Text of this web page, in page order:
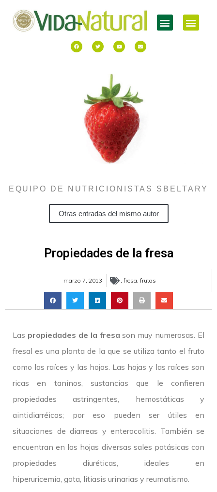
EQUIPO DE NUTRICIONISTAS SBELTARY
Otras entradas del mismo autor
Propiedades de la fresa
marzo 7, 2013 , fresa, frutas
Las propiedades de la fresa son muy numerosas. El
fresal es una planta de la que se utiliza tanto el fruto
como las raíces y las hojas. Las hojas y las raíces son
ricas en taninos, sustancias que le confieren
propiedades astringentes, hemostáticas y
aintidiarréicas; por eso pueden ser útiles en
situaciones de diarreas y enterocolitis. También se
encuentran en las hojas diversas sales potásicas con
propiedades diuréticas, ideales en
hiperuricemia, gota, litiasis urinarias y reumatismo.